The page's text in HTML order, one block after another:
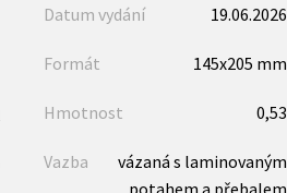
Datum vydání 19.06.2026
Formát 145x205 mm
Hmotnost 0,53
Vazba
vázaná s laminovaným
potahem a přebalem